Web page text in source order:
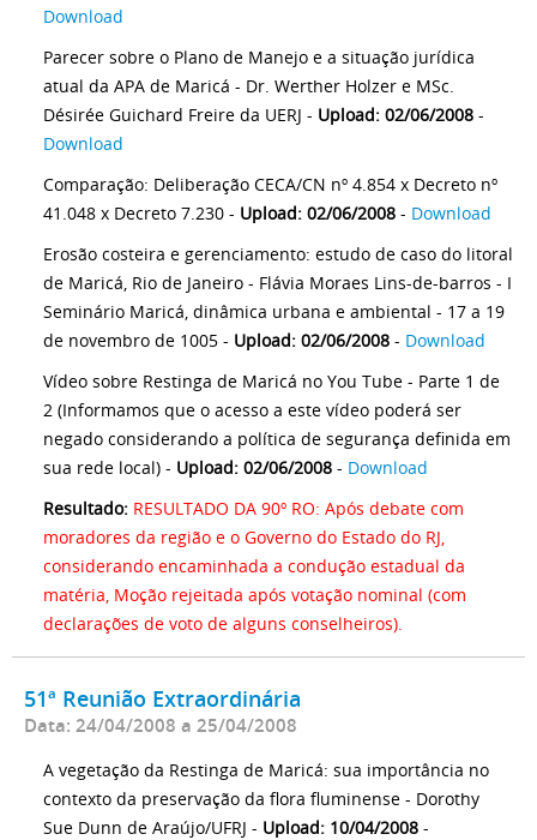
Download
Parecer sobre o Plano de Manejo e a situação jurídica
atual da APA de Maricá - Dr. Werther Holzer e MSc.
Désirée Guichard Freire da UERJ - Upload: 02/06/2008 -
Download
Comparação: Deliberação CECA/CN nº 4.854 x Decreto nº
41.048 x Decreto 7.230 - Upload: 02/06/2008 - Download
Erosão costeira e gerenciamento: estudo de caso do litoral
de Maricá, Rio de Janeiro - Flávia Moraes Lins-de-barros - I
Seminário Maricá, dinâmica urbana e ambiental - 17 a 19
de novembro de 1005 - Upload: 02/06/2008 - Download
Vídeo sobre Restinga de Maricá no You Tube - Parte 1 de
2 (Informamos que o acesso a este vídeo poderá ser
negado considerando a política de segurança definida em
sua rede local) - Upload: 02/06/2008 - Download
Resultado: RESULTADO DA 90º RO: Após debate com
moradores da região e o Governo do Estado do RJ,
considerando encaminhada a condução estadual da
matéria, Moção rejeitada após votação nominal (com
declarações de voto de alguns conselheiros).
51ª Reunião Extraordinária
Data: 24/04/2008 a 25/04/2008
A vegetação da Restinga de Maricá: sua importância no
contexto da preservação da flora fluminense - Dorothy
Sue Dunn de Araújo/UFRJ - Upload: 10/04/2008 -